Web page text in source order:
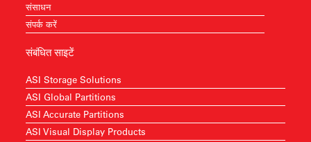
संसाधन
संपर्क करें
संबंधित साइटें
ASI Storage Solutions
ASI Global Partitions
ASI Accurate Partitions
ASI Visual Display Products